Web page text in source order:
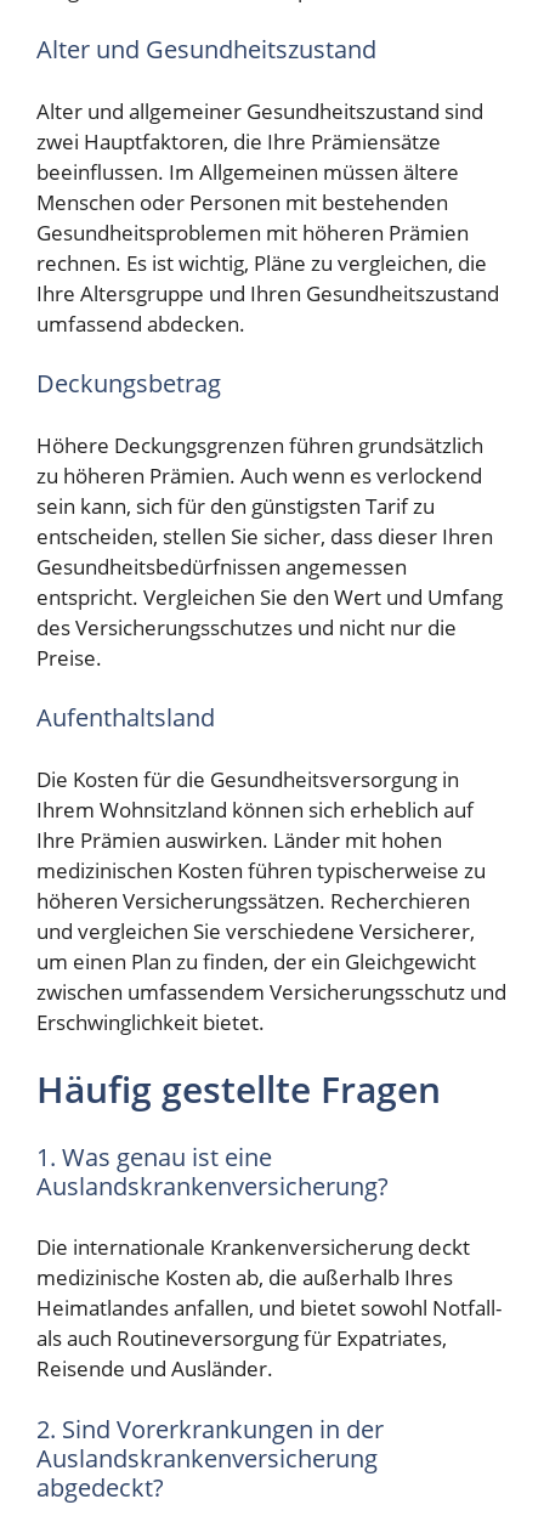
Alter und Gesundheitszustand
Alter und allgemeiner Gesundheitszustand sind
zwei Hauptfaktoren, die Ihre Prämiensätze
beeinflussen. Im Allgemeinen müssen ältere
Menschen oder Personen mit bestehenden
Gesundheitsproblemen mit höheren Prämien
rechnen. Es ist wichtig, Pläne zu vergleichen, die
Ihre Altersgruppe und Ihren Gesundheitszustand
umfassend abdecken.
Deckungsbetrag
Höhere Deckungsgrenzen führen grundsätzlich
zu höheren Prämien. Auch wenn es verlockend
sein kann, sich für den günstigsten Tarif zu
entscheiden, stellen Sie sicher, dass dieser Ihren
Gesundheitsbedürfnissen angemessen
entspricht. Vergleichen Sie den Wert und Umfang
des Versicherungsschutzes und nicht nur die
Preise.
Aufenthaltsland
Die Kosten für die Gesundheitsversorgung in
Ihrem Wohnsitzland können sich erheblich auf
Ihre Prämien auswirken. Länder mit hohen
medizinischen Kosten führen typischerweise zu
höheren Versicherungssätzen. Recherchieren
und vergleichen Sie verschiedene Versicherer,
um einen Plan zu finden, der ein Gleichgewicht
zwischen umfassendem Versicherungsschutz und
Erschwinglichkeit bietet.
Häufig gestellte Fragen
1. Was genau ist eine
Auslandskrankenversicherung?
Die internationale Krankenversicherung deckt
medizinische Kosten ab, die außerhalb Ihres
Heimatlandes anfallen, und bietet sowohl Notfall-
als auch Routineversorgung für Expatriates,
Reisende und Ausländer.
2. Sind Vorerkrankungen in der
Auslandskrankenversicherung
abgedeckt?